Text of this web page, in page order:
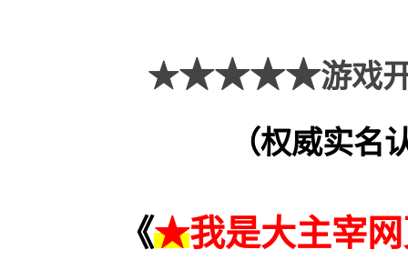
★★★★★游戏
（权威实名
《★我是大主宰